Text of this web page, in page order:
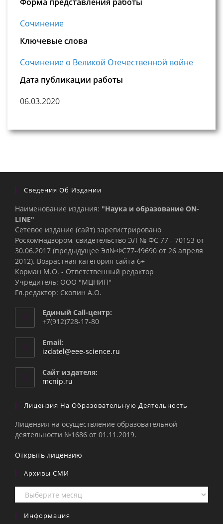
Сочинение
Ключевые слова
Сочинение о Великой Отечественной войне
Дата публикации работы
06.03.2020
Сведения Об Издании
Наименование издания: "Наука и образование ON-
LINE"
Сетевое издание (сайт) зарегистрировано
Роскомнадзором, свидетельство ЭЛ № ФС 77 - 70153 от
30.06.2017 (предыдущее Эл№ФC77-49690 от 26 апреля
2012). Возрастная категория сайта 6+
Корман М.О. - Ответственный редактор
Учредитель: ООО "МЦНИП"
Гл.редактор: Скопин А.О.
Единый Call-центр:
+7(912)728-17-80
Email:
izdatel@eee-science.ru
Сайт издателя:
mcnip.ru
Лицензия На Образовательную Деятельность
Лицензия на осуществление образовательной
деятельности №1686 от 01.11.2019.
Открыть лицензию
Архивы СМИ
Архивы
СМИ
Информация